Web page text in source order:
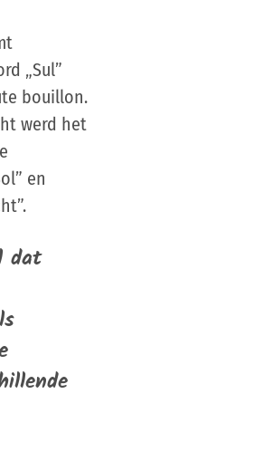
„Sul”
bouillon.
werd het
en
dat